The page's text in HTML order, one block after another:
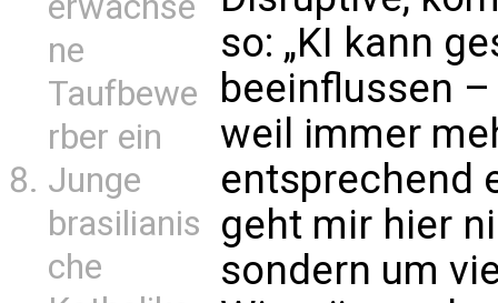
ne
Taufbewe
rber ein
Junge
brasilianis
che
so: „KI kann
beeinflussen
weil immer
entsprechend
geht mir hier
sondern um